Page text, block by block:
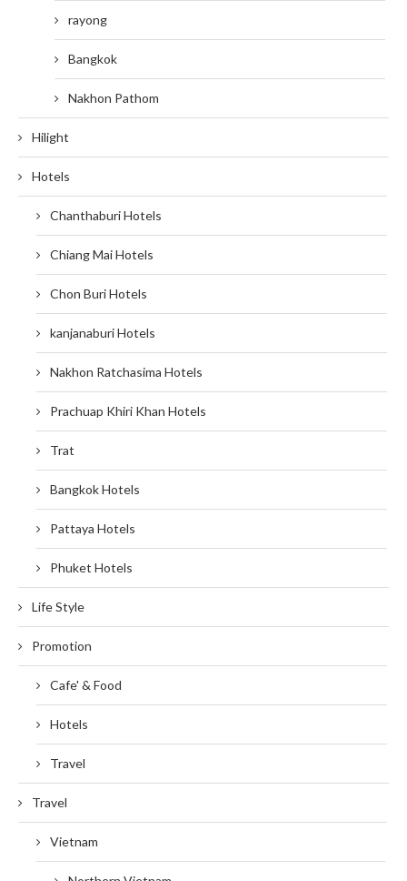
rayong
Bangkok
Nakhon Pathom
Hilight
Hotels
Chanthaburi Hotels
Chiang Mai Hotels
Chon Buri Hotels
kanjanaburi Hotels
Nakhon Ratchasima Hotels
Prachuap Khiri Khan Hotels
Trat
Bangkok Hotels
Pattaya Hotels
Phuket Hotels
Life Style
Promotion
Cafe' & Food
Hotels
Travel
Travel
Vietnam